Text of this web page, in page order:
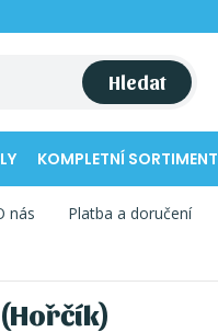
Hledat
KOMPLETNÍ SORTIMENT
nás Platba a doručení